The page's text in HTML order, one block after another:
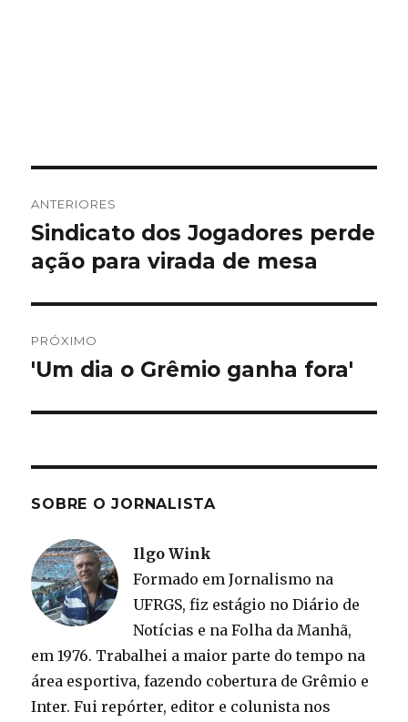
de
Post
ANTERIORES
Post
anterior:
Sindicato dos Jogadores perde
ação para virada de mesa
PRÓXIMO
Próximo
'Um dia o Grêmio ganha fora'
SOBRE O JORNALISTA
Ilgo Wink
Formado em Jornalismo na
UFRGS, fiz estágio no Diário de
Notícias e na Folha da Manhã,
em 1976. Trabalhei a maior parte do tempo na
área esportiva, fazendo cobertura de Grêmio e
Inter. Fui repórter, editor e colunista nos